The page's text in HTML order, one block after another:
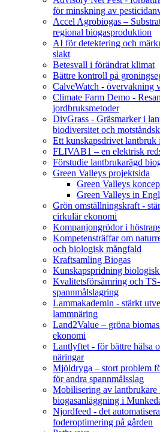
för minskning av
Accel Agrobiogas –
regional biogasproduktion
AI för detektering och
slakt
Betesvall i förändrat klimat
Bättre kontroll på
CalveWatch - övervakning
Climate Farm Demo -
jordbruksmetoder
DivGrass - Gräsmarker i
biodiversitet och
Ett kunskapsdrivet lantbruk
FLIVAB1 – en elektrisk
Förstudie lantbrukarägd
Green Valleys projektsida
Green Valleys
Green Valleys in
Grön omställningskraft -
cirkulär ekonomi
Kompanjongrödor i
Kompetensträffar om
och biologisk mångfald
Kraftsamling Biogas
Kunskapspridning
Kvalitetsförsämring och
spannmålslagring
Lammakademin - stärkt
lammnäring
Land2Value – gröna
ekonomi
Lantlyftet - för bättre hälsa
näringar
Mjöldryga – stort problem
för andra spannmålsslag
Mobilisering av lantbrukare
biogasanläggning i
Njordfeed - det
foderoptimering på gården